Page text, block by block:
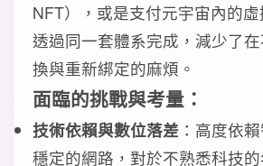
NFT），或是支付元宇宙內的
透過同一套體系完成，減少了
換與重新綁定的麻煩。
面臨的挑戰與考量：
技術依賴與數位落差 ：高度依
穩定的網路，對於不熟悉科技